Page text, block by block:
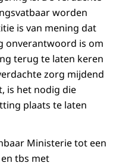
worden
is van mening dat
onverantwoord is om
terug te laten keren
zorg mijdend
is het nodig die
plaats te laten
Ministerie tot een
tbs met